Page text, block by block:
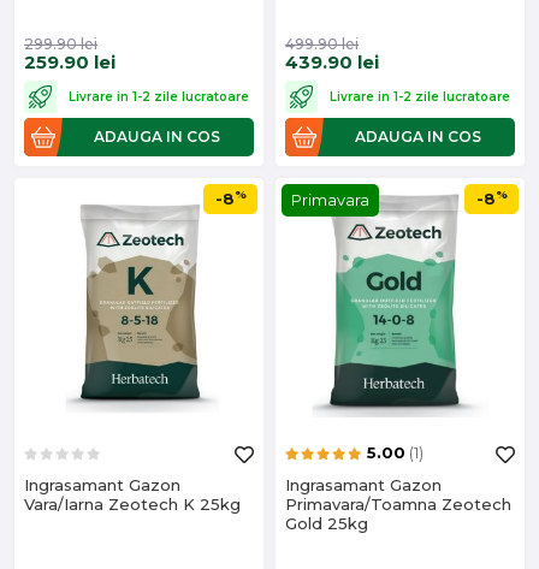
259.90 lei
299.90 lei
Livrare in 1-2 zile lucratoare
ADAUGA IN COS
439.90 lei
499.90 lei
Livrare in 1-2 zile lucratoare
ADAUGA IN COS
-8%
Ingrasamant Gazon
Vara/Iarna Zeotech K 25kg
-8%
Primavara
5.00 (1)
Ingrasamant Gazon
Primavara/Toamna Zeotech
Gold 25kg